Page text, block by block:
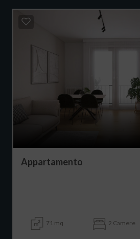
Appartamento
71 mq 2 Camere